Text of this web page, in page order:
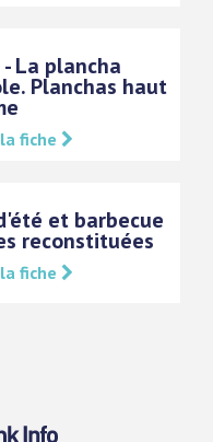
- La plancha
Planchas haut
fiche
et barbecue
reconstituées
fiche